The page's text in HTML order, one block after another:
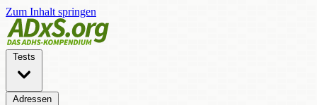
Zum Inhalt springen
Tests
Adressen